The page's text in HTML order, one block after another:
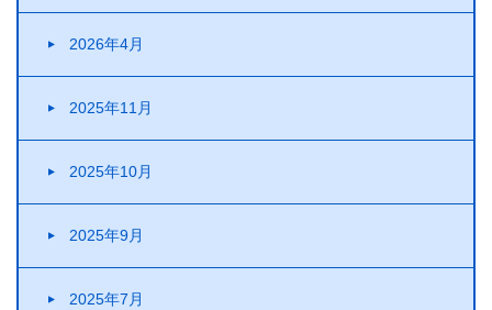
2026年4月
2025年11月
2025年10月
2025年9月
2025年7月